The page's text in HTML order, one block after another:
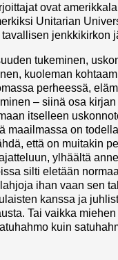
ovat
Unitarian
jenkkikirkon
tukeminen,
kuoleman
perheessä,
– siinä osa
itselleen
maailmassa on
että on muitakin
ylhäältä
silti eletään
ihan vaan sen
kanssa ja
Tai vaikka
kuin